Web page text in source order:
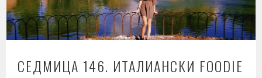
СЕДМИЦА 146. ИТАЛИАНСКИ FOODIE